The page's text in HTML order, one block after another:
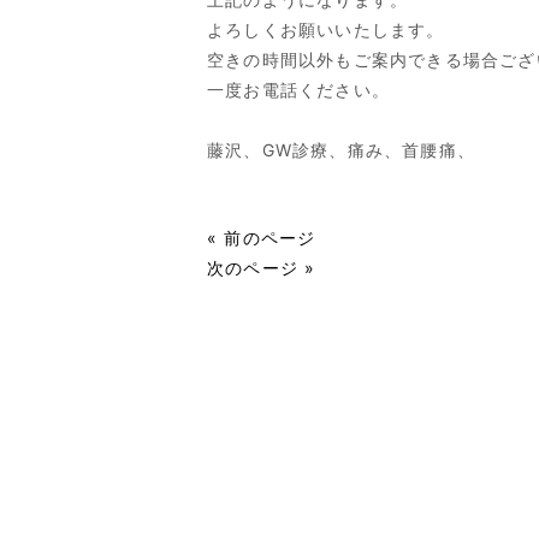
よろしくお願いいたします。
空きの時間以外もご案内できる場合ご
一度お電話ください。
藤沢、GW診療、痛み、首腰痛、
« 前のページ
次のページ »